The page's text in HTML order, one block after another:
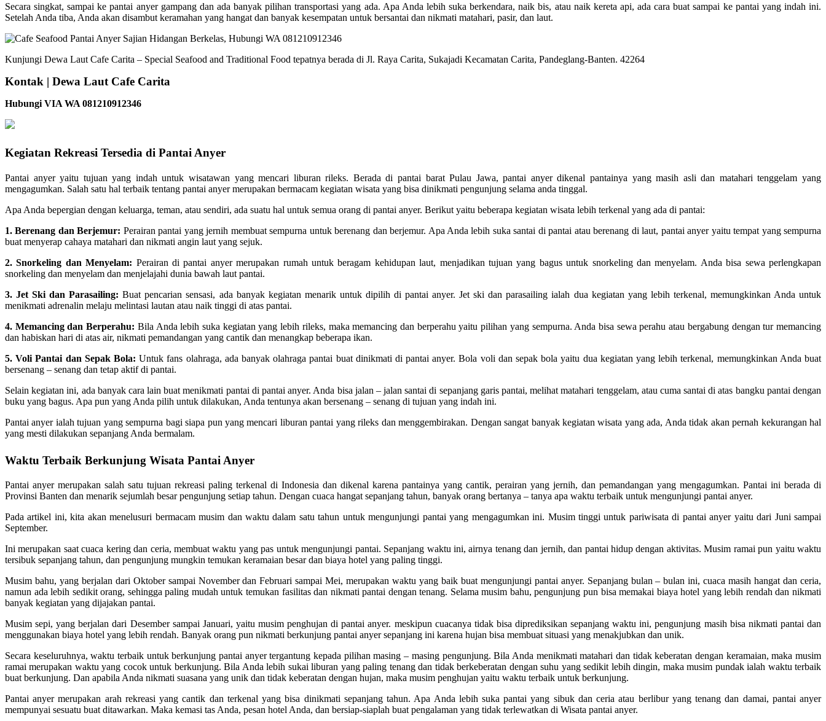
Secara singkat, sampai ke pantai anyer gampang dan ada banyak pilihan transportasi yang ada. Apa Anda lebih suka berkendara, naik bis, atau naik kereta api, ada cara buat sampai ke pantai yang indah ini.
Setelah Anda tiba, Anda akan disambut keramahan yang hangat dan banyak kesempatan untuk bersantai dan nikmati matahari, pasir, dan laut.
Kunjungi Dewa Laut Cafe Carita – Special Seafood and Traditional Food tepatnya berada di Jl. Raya Carita, Sukajadi Kecamatan Carita, Pandeglang-Banten. 42264
Kontak | Dewa Laut Cafe Carita
Hubungi VIA WA 081210912346
Kegiatan Rekreasi Tersedia di Pantai Anyer
Pantai anyer yaitu tujuan yang indah untuk wisatawan yang mencari liburan rileks. Berada di pantai barat Pulau Jawa, pantai anyer dikenal pantainya yang masih asli dan matahari tenggelam yang
mengagumkan. Salah satu hal terbaik tentang pantai anyer merupakan bermacam kegiatan wisata yang bisa dinikmati pengunjung selama anda tinggal.
Apa Anda bepergian dengan keluarga, teman, atau sendiri, ada suatu hal untuk semua orang di pantai anyer. Berikut yaitu beberapa kegiatan wisata lebih terkenal yang ada di pantai:
1. Berenang dan Berjemur: Perairan pantai yang jernih membuat sempurna untuk berenang dan berjemur. Apa Anda lebih suka santai di pantai atau berenang di laut, pantai anyer yaitu tempat yang sempurna
buat menyerap cahaya matahari dan nikmati angin laut yang sejuk.
2. Snorkeling dan Menyelam: Perairan di pantai anyer merupakan rumah untuk beragam kehidupan laut, menjadikan tujuan yang bagus untuk snorkeling dan menyelam. Anda bisa sewa perlengkapan
snorkeling dan menyelam dan menjelajahi dunia bawah laut pantai.
3. Jet Ski dan Parasailing: Buat pencarian sensasi, ada banyak kegiatan menarik untuk dipilih di pantai anyer. Jet ski dan parasailing ialah dua kegiatan yang lebih terkenal, memungkinkan Anda untuk
menikmati adrenalin melaju melintasi lautan atau naik tinggi di atas pantai.
4. Memancing dan Berperahu: Bila Anda lebih suka kegiatan yang lebih rileks, maka memancing dan berperahu yaitu pilihan yang sempurna. Anda bisa sewa perahu atau bergabung dengan tur memancing
dan habiskan hari di atas air, nikmati pemandangan yang cantik dan menangkap beberapa ikan.
5. Voli Pantai dan Sepak Bola: Untuk fans olahraga, ada banyak olahraga pantai buat dinikmati di pantai anyer. Bola voli dan sepak bola yaitu dua kegiatan yang lebih terkenal, memungkinkan Anda buat
bersenang – senang dan tetap aktif di pantai.
Selain kegiatan ini, ada banyak cara lain buat menikmati pantai di pantai anyer. Anda bisa jalan – jalan santai di sepanjang garis pantai, melihat matahari tenggelam, atau cuma santai di atas bangku pantai dengan
buku yang bagus. Apa pun yang Anda pilih untuk dilakukan, Anda tentunya akan bersenang – senang di tujuan yang indah ini.
Pantai anyer ialah tujuan yang sempurna bagi siapa pun yang mencari liburan pantai yang rileks dan menggembirakan. Dengan sangat banyak kegiatan wisata yang ada, Anda tidak akan pernah kekurangan hal
yang mesti dilakukan sepanjang Anda bermalam.
Waktu Terbaik Berkunjung Wisata Pantai Anyer
Pantai anyer merupakan salah satu tujuan rekreasi paling terkenal di Indonesia dan dikenal karena pantainya yang cantik, perairan yang jernih, dan pemandangan yang mengagumkan. Pantai ini berada di
Provinsi Banten dan menarik sejumlah besar pengunjung setiap tahun. Dengan cuaca hangat sepanjang tahun, banyak orang bertanya – tanya apa waktu terbaik untuk mengunjungi pantai anyer.
Pada artikel ini, kita akan menelusuri bermacam musim dan waktu dalam satu tahun untuk mengunjungi pantai yang mengagumkan ini. Musim tinggi untuk pariwisata di pantai anyer yaitu dari Juni sampai
September.
Ini merupakan saat cuaca kering dan ceria, membuat waktu yang pas untuk mengunjungi pantai. Sepanjang waktu ini, airnya tenang dan jernih, dan pantai hidup dengan aktivitas. Musim ramai pun yaitu waktu
tersibuk sepanjang tahun, dan pengunjung mungkin temukan keramaian besar dan biaya hotel yang paling tinggi.
Musim bahu, yang berjalan dari Oktober sampai November dan Februari sampai Mei, merupakan waktu yang baik buat mengunjungi pantai anyer. Sepanjang bulan – bulan ini, cuaca masih hangat dan ceria,
namun ada lebih sedikit orang, sehingga paling mudah untuk temukan fasilitas dan nikmati pantai dengan tenang. Selama musim bahu, pengunjung pun bisa memakai biaya hotel yang lebih rendah dan nikmati
banyak kegiatan yang dijajakan pantai.
Musim sepi, yang berjalan dari Desember sampai Januari, yaitu musim penghujan di pantai anyer. meskipun cuacanya tidak bisa diprediksikan sepanjang waktu ini, pengunjung masih bisa nikmati pantai dan
menggunakan biaya hotel yang lebih rendah. Banyak orang pun nikmati berkunjung pantai anyer sepanjang ini karena hujan bisa membuat situasi yang menakjubkan dan unik.
Secara keseluruhnya, waktu terbaik untuk berkunjung pantai anyer tergantung kepada pilihan masing – masing pengunjung. Bila Anda menikmati matahari dan tidak keberatan dengan keramaian, maka musim
ramai merupakan waktu yang cocok untuk berkunjung. Bila Anda lebih sukai liburan yang paling tenang dan tidak berkeberatan dengan suhu yang sedikit lebih dingin, maka musim pundak ialah waktu terbaik
buat berkunjung. Dan apabila Anda nikmati suasana yang unik dan tidak keberatan dengan hujan, maka musim penghujan yaitu waktu terbaik untuk berkunjung.
Pantai anyer merupakan arah rekreasi yang cantik dan terkenal yang bisa dinikmati sepanjang tahun. Apa Anda lebih suka pantai yang sibuk dan ceria atau berlibur yang tenang dan damai, pantai anyer
mempunyai sesuatu buat ditawarkan. Maka kemasi tas Anda, pesan hotel Anda, dan bersiap-siaplah buat pengalaman yang tidak terlewatkan di Wisata pantai anyer.